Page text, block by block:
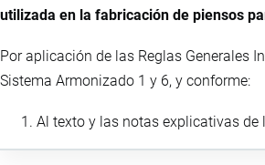
utilizada en la fabricación de piensos
Por aplicación de las Reglas Generales
Sistema Armonizado 1 y 6, y conforme:
Al texto y las notas explicativas de